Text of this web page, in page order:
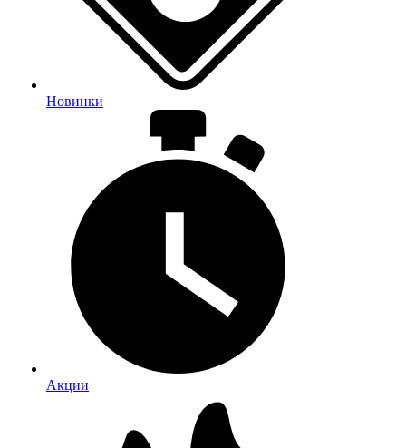
Новинки
Акции